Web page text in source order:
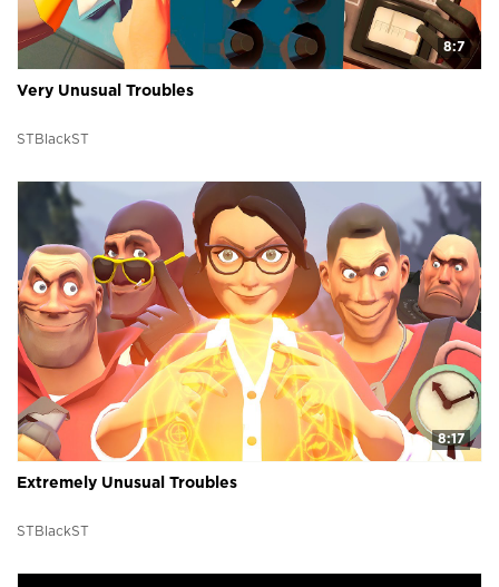
8:7
Very Unusual Troubles
STBlackST
8:17
Extremely Unusual Troubles
STBlackST